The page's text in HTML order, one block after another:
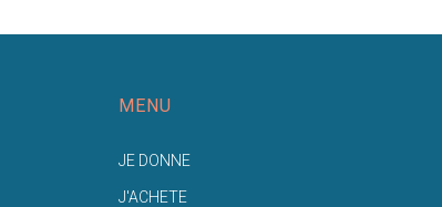
MENU
JE DONNE
J'ACHETE